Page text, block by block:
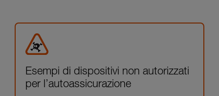
Esempi di dispositivi non autorizzati
per l’autoassicurazione